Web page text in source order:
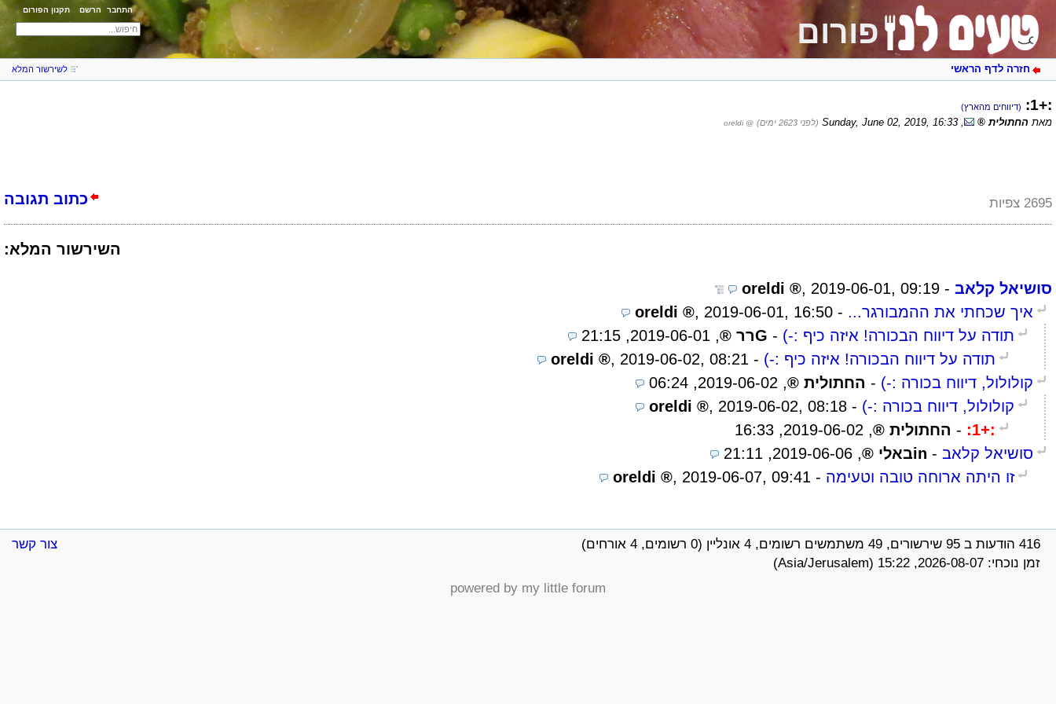
פורום
התחבר הרשם תקנון הפורום
חזרה לדף הראשי לשירשור המלא
:+1: (דיווחים מהארץ)
מאת החתולית ,
Sunday, June 02, 2019, 16:33 (לפני 2623 ימים) @ oreldi
כתוב תגובה 2695 צפיות
השירשור המלא:
סושיאל קלאב -
oreldi , 2019-06-01, 09:19
איך שכחתי את ההמבורגר... -
oreldi , 2019-06-01, 16:50
תודה על דיווח הבכורה! איזה כיף :-) - Gרר ,
2019-06-01, 21:15
תודה על דיווח הבכורה! איזה כיף :-) -
oreldi , 2019-06-02, 08:21
קולולול, דיווח בכורה :-) - החתולית ,
2019-06-02, 06:24
קולולול, דיווח בכורה :-) -
oreldi , 2019-06-02, 08:18
:+1:
- החתולית ,
2019-06-02, 16:33
סושיאל קלאב - inבאלי ,
2019-06-06, 21:11
זו היתה ארוחה טובה וטעימה -
oreldi , 2019-06-07, 09:41
416 הודעות ב 95 שירשורים, 49 משתמשים רשומים, 4 אונליין (0 רשומים, 4 אורחים)
זמן נוכחי: 2026-08-07, 15:22 (Asia/Jerusalem)
צור קשר
powered by my little forum